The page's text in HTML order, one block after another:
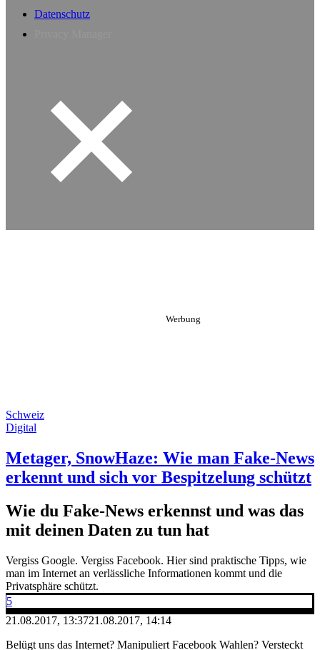
Datenschutz
Schweiz
Digital
Metager, SnowHaze: Wie man Fake-News
erkennt und sich vor Bespitzelung schützt
Wie du Fake-News erkennst und was das
mit deinen Daten zu tun hat
Vergiss Google. Vergiss Facebook. Hier sind praktische Tipps, wie
man im Internet an verlässliche Informationen kommt und die
Privatsphäre schützt.
5
21.08.2017, 13:3721.08.2017, 14:14
Belügt uns das Internet? Manipuliert Facebook Wahlen? Versteckt